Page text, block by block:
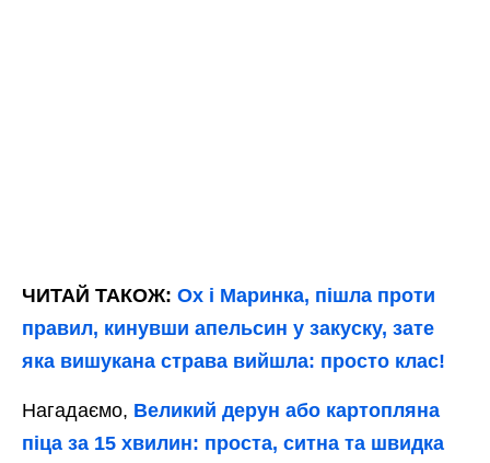
ЧИТАЙ ТАКОЖ: Ох і Маринка, пішла проти
правил, кинувши апельсин у закуску, зате
яка вишукана страва вийшла: просто клас!
Нагадаємо, Великий дерун або картопляна
піца за 15 хвилин: проста, ситна та швидка